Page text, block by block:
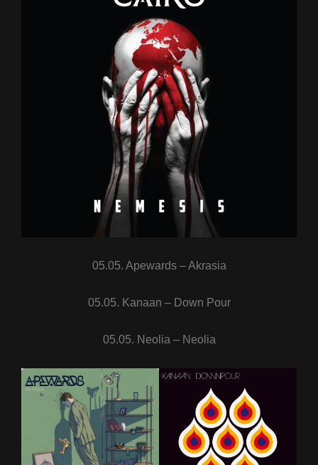
05.05. Apewards – Akrasia
05.05. Kanaan – Down Pour
05.05. Neolia – Neolia